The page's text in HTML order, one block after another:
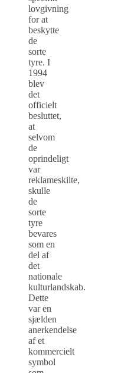
lovgivning
for at
beskytte
de
sorte
tyre. I
1994
blev
det
officielt
besluttet,
at
selvom
de
oprindeligt
var
reklameskilte,
skulle
de
sorte
tyre
bevares
som en
del af
det
nationale
kulturlandskab.
Dette
var en
sjælden
anerkendelse
af et
kommercielt
symbol